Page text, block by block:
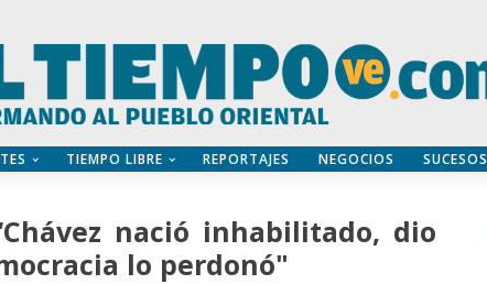
TIEMPO LIBRE REPORTAJES NEGOCIOS SUCESOS
nació inhabilitado, dio
lo perdonó"